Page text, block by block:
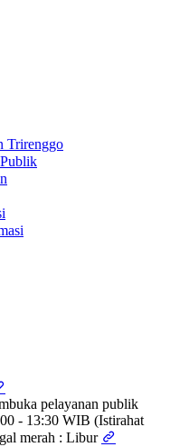
Trirenggo
pelayanan publik
- 13:30 WIB (Istirahat
merah : Libur